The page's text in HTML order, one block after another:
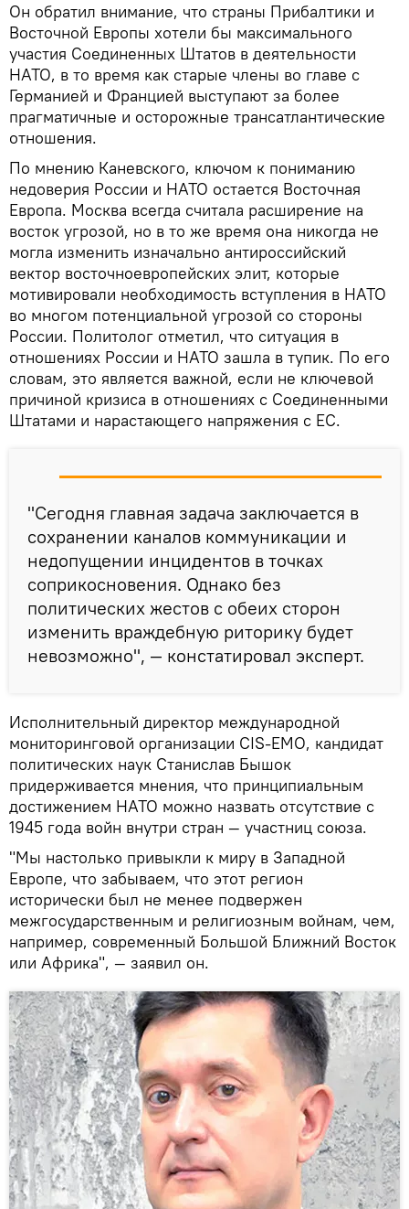
Он обратил внимание, что страны Прибалтики и
Восточной Европы хотели бы максимального
участия Соединенных Штатов в деятельности
НАТО, в то время как старые члены во главе с
Германией и Францией выступают за более
прагматичные и осторожные трансатлантические
отношения.
По мнению Каневского, ключом к пониманию
недоверия России и НАТО остается Восточная
Европа. Москва всегда считала расширение на
восток угрозой, но в то же время она никогда не
могла изменить изначально антироссийский
вектор восточноевропейских элит, которые
мотивировали необходимость вступления в НАТО
во многом потенциальной угрозой со стороны
России. Политолог отметил, что ситуация в
отношениях России и НАТО зашла в тупик. По его
словам, это является важной, если не ключевой
причиной кризиса в отношениях с Соединенными
Штатами и нарастающего напряжения с ЕС.
"Сегодня главная задача заключается в
сохранении каналов коммуникации и
недопущении инцидентов в точках
соприкосновения. Однако без
политических жестов с обеих сторон
изменить враждебную риторику будет
невозможно", — констатировал эксперт.
Исполнительный директор международной
мониторинговой организации CIS-EMO, кандидат
политических наук Станислав Бышок
придерживается мнения, что принципиальным
достижением НАТО можно назвать отсутствие с
1945 года войн внутри стран — участниц союза.
"Мы настолько привыкли к миру в Западной
Европе, что забываем, что этот регион
исторически был не менее подвержен
межгосударственным и религиозным войнам, чем,
например, современный Большой Ближний Восток
или Африка", — заявил он.